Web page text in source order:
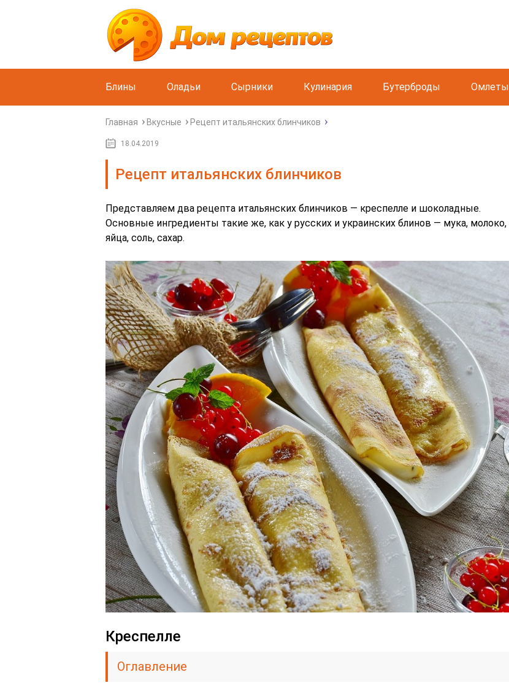
Блины Оладьи Сырники Кулинария Бутерброды Омлеты
Главная Вкусные Рецепт итальянских блинчиков
18.04.2019
Рецепт итальянских блинчиков
Представляем два рецепта итальянских блинчиков — креспелле и шоколадные.
Основные ингредиенты такие же, как у русских и украинских блинов — мука, молоко,
яйца, соль, сахар.
Креспелле
Оглавление